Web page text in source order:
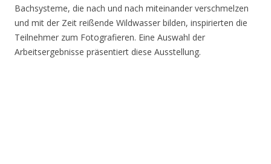
Bachsysteme, die nach und nach miteinander verschmelzen
und mit der Zeit reißende Wildwasser bilden, inspirierten die
Teilnehmer zum Fotografieren. Eine Auswahl der
Arbeitsergebnisse präsentiert diese Ausstellung.